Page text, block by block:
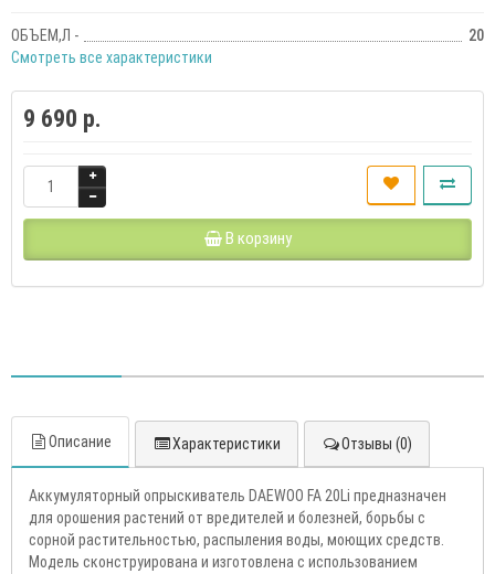
ОБЪЕМ,Л -
20
Смотреть все характеристики
9 690 р.
В корзину
Описание Характеристики Отзывы (0)
Аккумуляторный опрыскиватель DAEWOO FA 20Li предназначен
для орошения растений от вредителей и болезней, борьбы с
сорной растительностью, распыления воды, моющих средств.
Модель сконструирована и изготовлена с использованием